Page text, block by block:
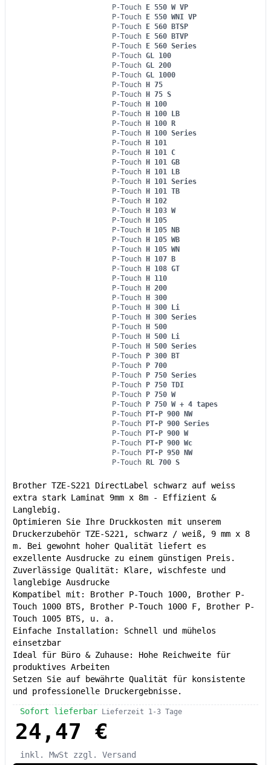
P-Touch E 550 W VP
P-Touch E 550 WNI VP
P-Touch E 560 BTSP
P-Touch E 560 BTVP
P-Touch E 560 Series
P-Touch GL 100
P-Touch GL 200
P-Touch GL 1000
P-Touch H 75
P-Touch H 75 S
P-Touch H 100
P-Touch H 100 LB
P-Touch H 100 R
P-Touch H 100 Series
P-Touch H 101
P-Touch H 101 C
P-Touch H 101 GB
P-Touch H 101 LB
P-Touch H 101 Series
P-Touch H 101 TB
P-Touch H 102
P-Touch H 103 W
P-Touch H 105
P-Touch H 105 NB
P-Touch H 105 WB
P-Touch H 105 WN
P-Touch H 107 B
P-Touch H 108 GT
P-Touch H 110
P-Touch H 200
P-Touch H 300
P-Touch H 300 Li
P-Touch H 300 Series
P-Touch H 500
P-Touch H 500 Li
P-Touch H 500 Series
P-Touch P 300 BT
P-Touch P 700
P-Touch P 750 Series
P-Touch P 750 TDI
P-Touch P 750 W
P-Touch P 750 W + 4 tapes
P-Touch PT-P 900 NW
P-Touch PT-P 900 Series
P-Touch PT-P 900 W
P-Touch PT-P 900 Wc
P-Touch PT-P 950 NW
P-Touch RL 700 S
Brother TZE-S221 DirectLabel schwarz auf weiss
extra stark Laminat 9mm x 8m - Effizient &
Langlebig.
Optimieren Sie Ihre Druckkosten mit unserem
Druckerzubehör TZE-S221, schwarz / weiß, 9 mm x 8
m. Bei gewohnt hoher Qualität liefert es
exzellente Ausdrucke zu einem günstigen Preis.
Zuverlässige Qualität: Klare, wischfeste und
langlebige Ausdrucke
Kompatibel mit: Brother P-Touch 1000, Brother P-
Touch 1000 BTS, Brother P-Touch 1000 F, Brother P-
Touch 1005 BTS, u. a.
Einfache Installation: Schnell und mühelos
einsetzbar
Ideal für Büro & Zuhause: Hohe Reichweite für
produktives Arbeiten
Setzen Sie auf bewährte Qualität für konsistente
und professionelle Druckergebnisse.
Sofort lieferbar Lieferzeit 1-3 Tage
24,47 €
inkl. MwSt
zzgl. Versand